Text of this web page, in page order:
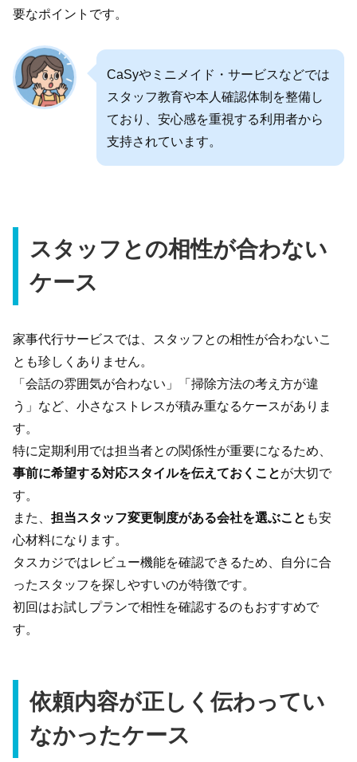
要なポイントです。
CaSyやミニメイド・サービスなどでは
スタッフ教育や本人確認体制を整備し
ており、安心感を重視する利用者から
支持されています。
スタッフとの相性が合わない
ケース
家事代行サービスでは、スタッフとの相性が合わないこ
とも珍しくありません。
「会話の雰囲気が合わない」「掃除方法の考え方が違
う」など、小さなストレスが積み重なるケースがありま
す。
特に定期利用では担当者との関係性が重要になるため、
事前に希望する対応スタイルを伝えておくことが大切で
す。
また、担当スタッフ変更制度がある会社を選ぶこと も安
心材料になります。
タスカジではレビュー機能を確認できるため、自分に合
ったスタッフを探しやすいのが特徴です。
初回はお試しプランで相性を確認するのもおすすめで
す。
依頼内容が正しく伝わってい
なかったケース